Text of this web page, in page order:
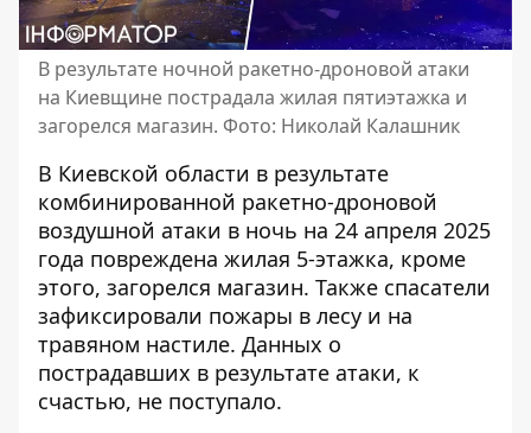
В результате ночной ракетно-дроновой атаки
на Киевщине пострадала жилая пятиэтажка и
загорелся магазин. Фото: Николай Калашник
В Киевской области в результате
комбинированной ракетно-дроновой
воздушной атаки в ночь на 24 апреля 2025
года повреждена жилая 5-этажка, кроме
этого, загорелся магазин. Также спасатели
зафиксировали пожары в лесу и на
травяном настиле. Данных о
пострадавших в результате атаки, к
счастью, не поступало.